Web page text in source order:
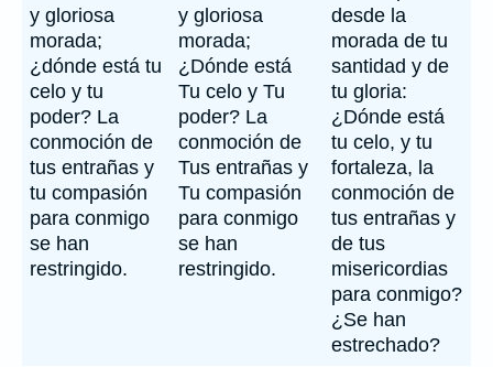
y gloriosa
morada;
¿dónde está tu
celo y tu
poder? La
conmoción de
tus entrañas y
tu compasión
para conmigo
se han
restringido.
y gloriosa
morada;
¿Dónde está
Tu celo y Tu
poder? La
conmoción de
Tus entrañas y
Tu compasión
para conmigo
se han
restringido.
desde la
morada de tu
santidad y de
tu gloria:
¿Dónde está
tu celo, y tu
fortaleza, la
conmoción de
tus entrañas y
de tus
misericordias
para conmigo?
¿Se han
estrechado?